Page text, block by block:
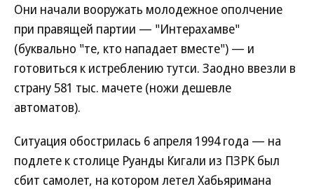
Они начали вооружать молодежное ополчение
при правящей партии — "Интерахамве"
(буквально "те, кто нападает вместе") — и
готовиться к истреблению тутси. Заодно ввезли в
страну 581 тыс. мачете (ножи дешевле
автоматов).
Ситуация обострилась 6 апреля 1994 года — на
подлете к столице Руанды Кигали из ПЗРК был
сбит самолет, на котором летел Хабьяримана